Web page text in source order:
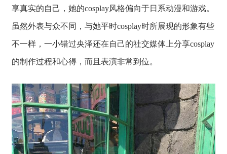
享真实的自己，她的cosplay风格偏向于日系动漫和游戏。
虽然外表与众不同，与她平时cosplay时所展现的形象有些
不一样，一小错过央泽还在自己的社交媒体上分享cosplay
的制作过程和心得，而且表演非常到位。